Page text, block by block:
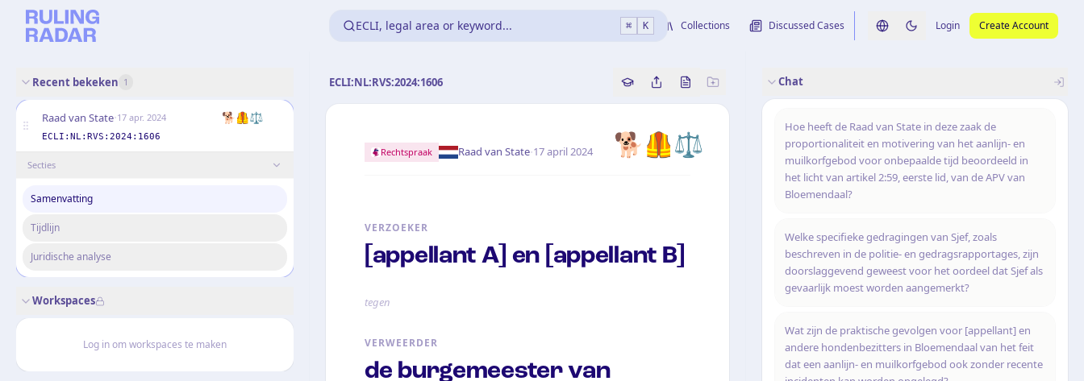
ECLI, legal area or keyword... ⌘ K Collections Discussed Cases Switch language
Switch to dark theme
Login Create Account
Recent bekeken 1
Raad van State·17 apr. 2024 🐕🦺⚖️
ECLI:NL:RVS:2024:1606
Secties
Samenvatting
Tijdlijn
Juridische analyse
Workspaces
Log in om workspaces te maken
ECLI:NL:RVS:2024:1606 Copy source reference
Share this analysis
Bekijk originele uitspraak
🐕🦺⚖️
Rechtspraak Raad van State·17 april 2024
VERZOEKER
[appellant A] en [appellant B]
tegen
VERWEERDER
de burgemeester van
Chat
Hoe heeft de Raad van State in deze zaak de
proportionaliteit en motivering van het aanlijn- en
muilkorfgebod voor onbepaalde tijd beoordeeld in
het licht van artikel 2:59, eerste lid, van de APV van
Bloemendaal?
Welke specifieke gedragingen van Sjef, zoals
beschreven in de politie- en gedragsrapportages, zijn
doorslaggevend geweest voor het oordeel dat Sjef als
gevaarlijk moest worden aangemerkt?
Wat zijn de praktische gevolgen voor [appellant] en
andere hondenbezitters in Bloemendaal van het feit
dat een aanlijn- en muilkorfgebod ook zonder recente